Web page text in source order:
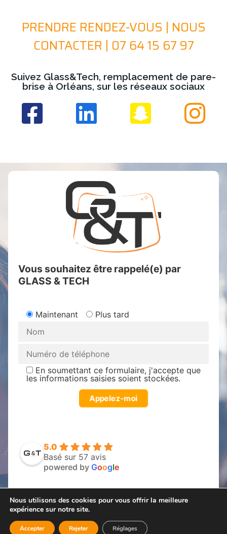
PRENDRE RENDEZ-VOUS | NOUS
CONTACTER | 07 64 15 67 97
Suivez Glass&Tech, remplacement de pare-
brise à Orléans, sur les réseaux sociaux
Vous souhaitez être rappelé(e) par
GLASS & TECH
Maintenant Plus tard
En soumettant ce formulaire, j'accepte que
les informations saisies soient stockées.
5.0
Basé sur 57 avis
powered by Google
Site créé et
référencépar WE-LABZ
Nous utilisons des cookies pour vous offrir la meilleure
expérience sur notre site.
Accepter Rejeter Réglages